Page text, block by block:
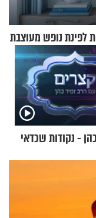
- נקודות שכדאי